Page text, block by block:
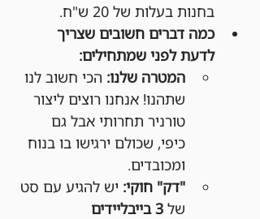
בחנות בעלות של 20 ש"ח.
כמה דברים חשובים שצריך
לדעת לפני שמתחילים:
המטרה שלנו: הכי חשוב לנו
שתהנו! אנחנו רוצים ליצור
טורניר תחרותי אבל גם
כיפי, שכולם ירגישו בו בנוח
ומכובדים.
"דק" חוקי: יש להגיע עם סט
של
3 בייבליידים